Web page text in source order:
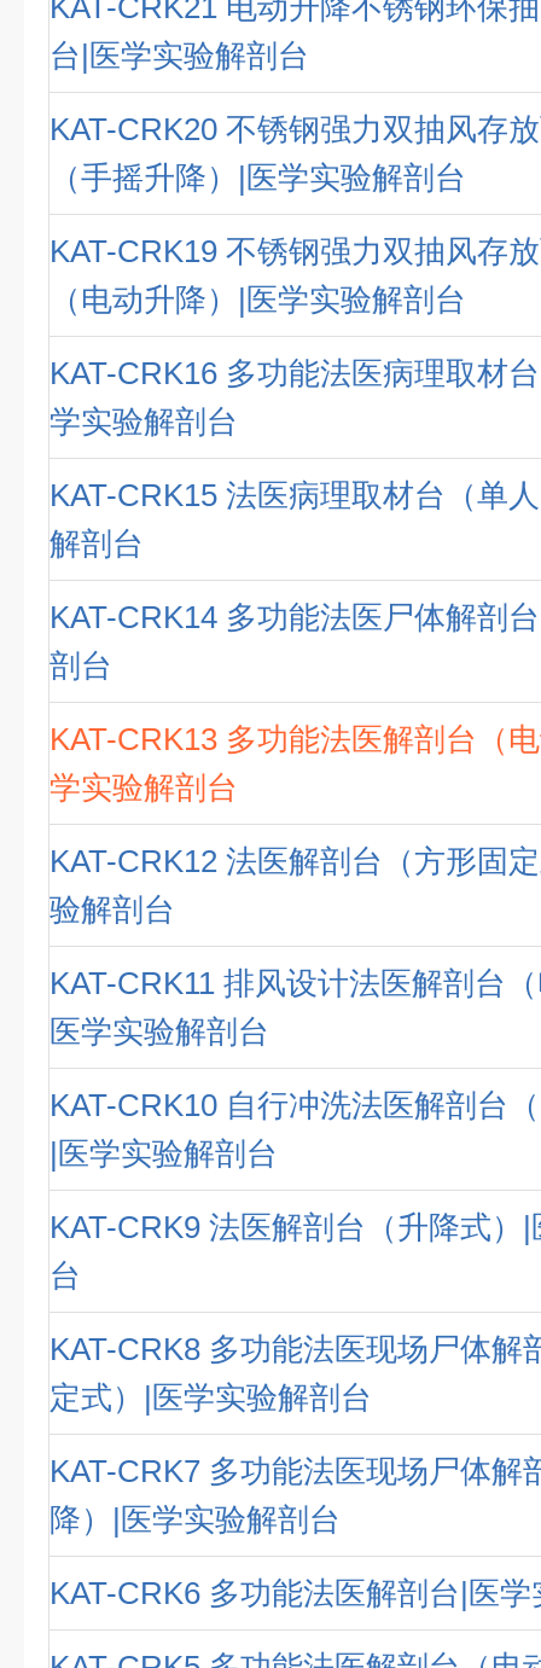
KAT-CRK21 电动升降不锈钢环保
台|医学实验解剖台
KAT-CRK20 不锈钢强力双抽风存
（手摇升降）|医学实验解剖台
KAT-CRK19 不锈钢强力双抽风存
（电动升降）|医学实验解剖台
KAT-CRK16 多功能法医病理取材
学实验解剖台
KAT-CRK15 法医病理取材台（单
解剖台
KAT-CRK14 多功能法医尸体解剖
剖台
KAT-CRK13 多功能法医解剖台（
学实验解剖台
KAT-CRK12 法医解剖台（方形固
验解剖台
KAT-CRK11 排风设计法医解剖台
医学实验解剖台
KAT-CRK10 自行冲洗法医解剖台
|医学实验解剖台
KAT-CRK9 法医解剖台（升降式）
台
KAT-CRK8 多功能法医现场尸体解
定式）|医学实验解剖台
KAT-CRK7 多功能法医现场尸体解
降）|医学实验解剖台
KAT-CRK6 多功能法医解剖台|医